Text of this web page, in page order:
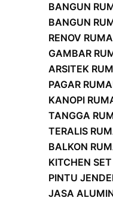
BANGUN
BANGUN
RENOV
GAMBAR
ARSITEK
PAGAR
KANOPI
TANGGA
TERALIS
BALKON
KITCHEN SET
PINTU
JASA